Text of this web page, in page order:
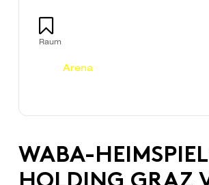
Raum
Arena
WABA-